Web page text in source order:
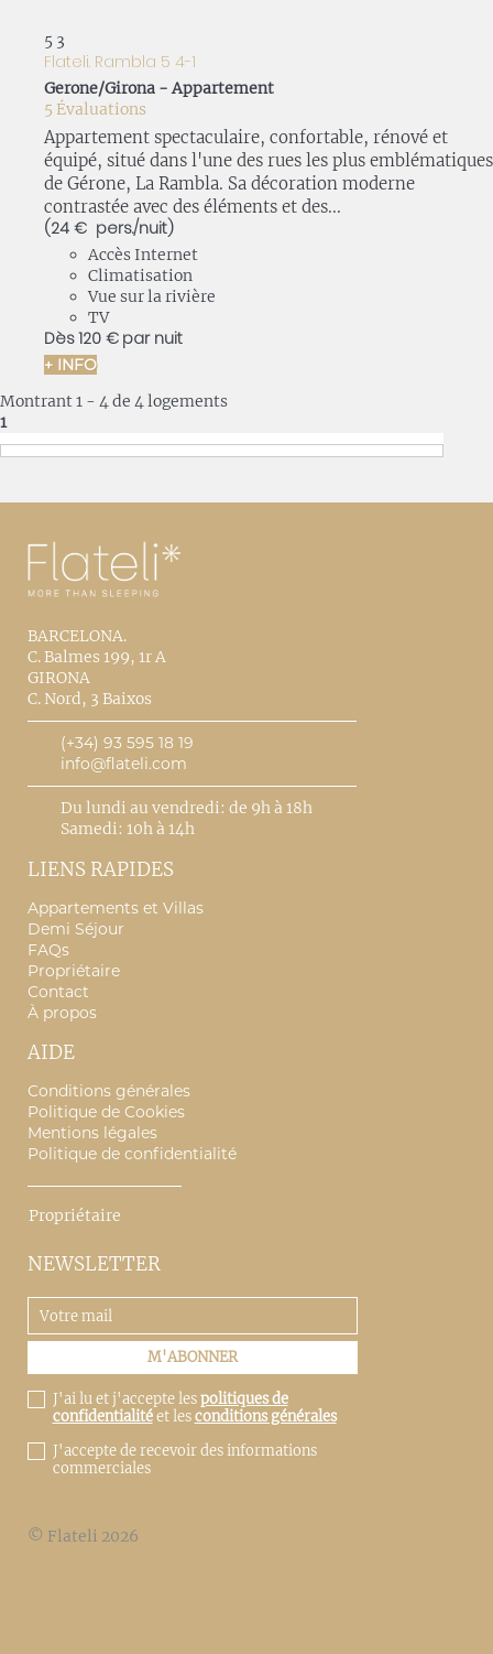
5 3
Flateli. Rambla 5 4-1
Gerone/Girona -Appartement
5 Évaluations
Appartement spectaculaire, confortable, rénové et
équipé, situé dans l'une des rues les plus emblématiques
de Gérone, La Rambla. Sa décoration moderne
contrastée avec des éléments et des...
(24 € pers./nuit)
Accès Internet
Climatisation
Vue sur la rivière
TV
Dès120 € par nuit
+ INFO
Montrant 1 - 4 de 4 logements
1
BARCELONA.
C. Balmes 199, 1r A
GIRONA
C. Nord, 3 Baixos
(+34) 93 595 18 19
info@flateli.com
Du lundi au vendredi: de 9h à 18h
Samedi: 10h à 14h
LIENS RAPIDES
Appartements et Villas
Demi Séjour
FAQs
Propriétaire
Contact
À propos
AIDE
Conditions générales
Politique de Cookies
Mentions légales
Politique de confidentialité
Propriétaire
NEWSLETTER
J'ai lu et j'accepte lespolitiques de
confidentialitéet lesconditions générales
J'accepte de recevoir des informations
commerciales
© Flateli 2026